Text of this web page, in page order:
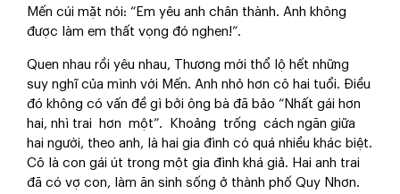
Mến cúi mặt nói: “Em yêu anh chân thành. Anh không
được làm em thất vọng đó nghen!”.
Quen nhau rồi yêu nhau, Thương mới thổ lộ hết những
suy nghĩ của mình với Mến. Anh nhỏ hơn cô hai tuổi. Điều
đó không có vấn đề gì bởi ông bà đã bảo “Nhất gái hơn
hai, nhì trai hơn một”. Khoảng trống cách ngăn giữa
hai người, theo anh, là hai gia đình có quá nhiều khác biệt.
Cô là con gái út trong một gia đình khá giả. Hai anh trai
đã có vợ con, làm ăn sinh sống ở thành phố Quy Nhơn.